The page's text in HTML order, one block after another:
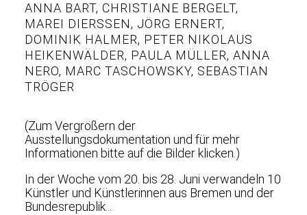
ANNA BART, CHRISTIANE BERGELT,
MAREI DIERSSEN
, JÖRG ERNERT,
DOMINIK HALMER, PETER NIKOLAUS
HEIKENWÄLDER, PAULA MÜLLER, ANNA
NERO, MARC TASCHOWSKY, SEBASTIAN
TRÖGER
(Zum Vergrößern der
Ausstellungsdokumentation und für mehr
Informationen bitte auf die Bilder klicken.)
In der Woche vom 20. bis 28. Juni verwandeln 10
Künstler und Künstlerinnen aus Bremen und der
Bundesrepublik...